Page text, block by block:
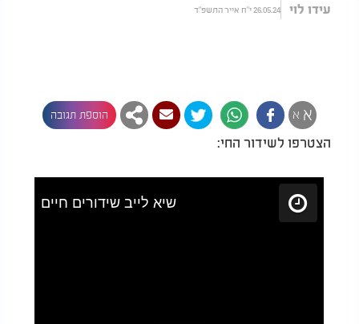
עידו לוי 26.05.24 י"ח אייר התשפ"ד
א א הוספת תגובה
הצטרפו לשידור החי: